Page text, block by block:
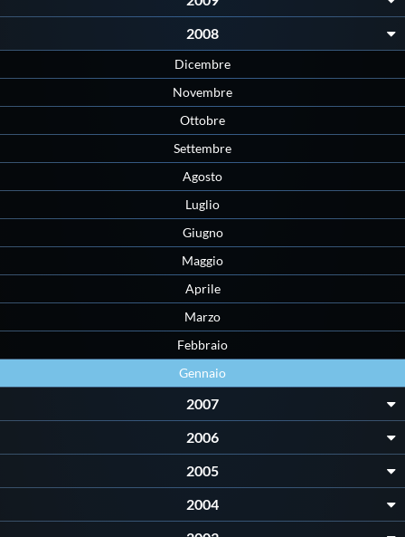
Archivio News
Flash News
Galleria fotografica
Videogallery
Intranet
Webmail
2008
Dicembre
Novembre
Ottobre
Settembre
Agosto
Luglio
Giugno
Maggio
Aprile
Marzo
Febbraio
Gennaio
2007
2006
2005
2004